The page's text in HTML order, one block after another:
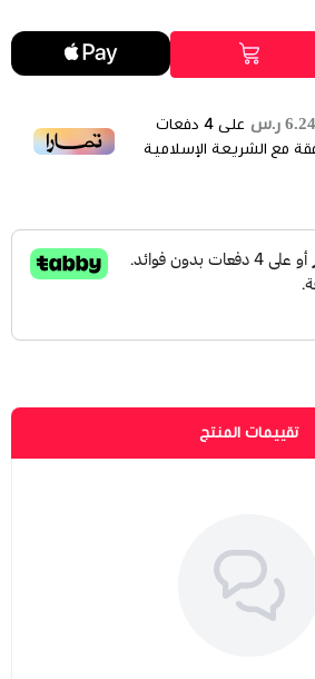
ر.س على 4دفعات
مع الشريعة الإسلامية
تقييمات المنتج